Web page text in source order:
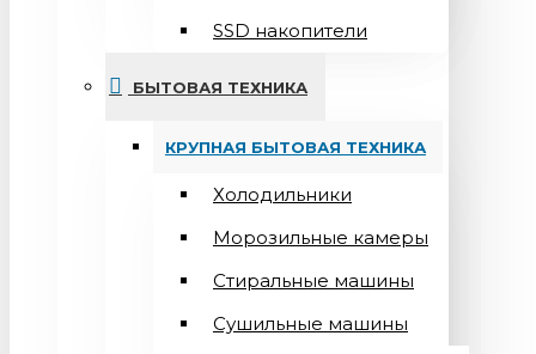
SSD накопители
БЫТОВАЯ ТЕХНИКА
КРУПНАЯ БЫТОВАЯ ТЕХНИКА
Холодильники
Морозильные камеры
Стиральные машины
Сушильные машины